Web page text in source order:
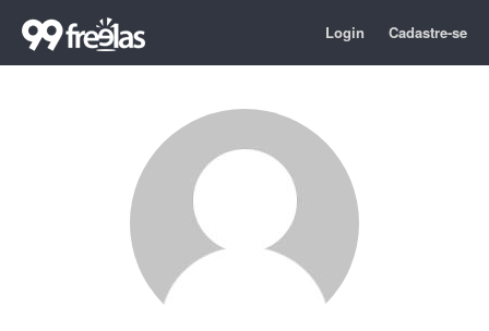
Login Cadastre-se